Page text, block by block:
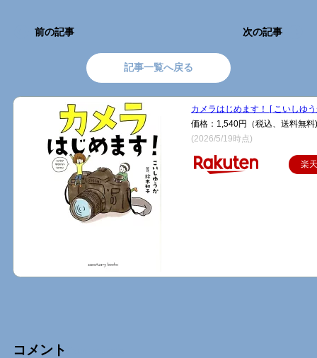
前の記事
記事一覧へ戻る
次の記事
カメラはじめます！ [ こいしゆ
価格：1,540円（税込、送料無料)
(2026/5/19時点)
楽
コメント